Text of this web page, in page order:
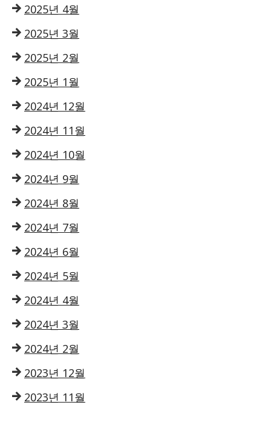
2025년 4월
2025년 3월
2025년 2월
2025년 1월
2024년 12월
2024년 11월
2024년 10월
2024년 9월
2024년 8월
2024년 7월
2024년 6월
2024년 5월
2024년 4월
2024년 3월
2024년 2월
2023년 12월
2023년 11월